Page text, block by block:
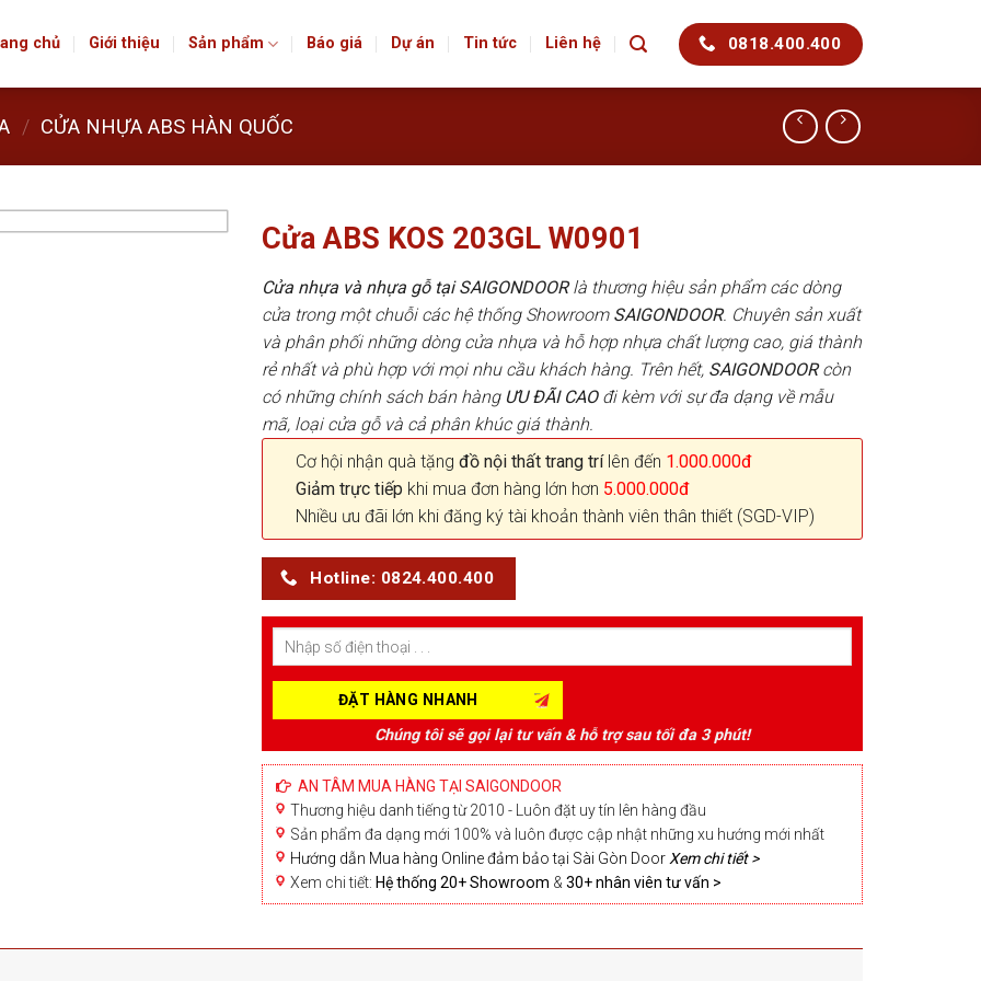
chủ Giới thiệu Sản phẩm Báo giá Dự án Tin tức Liên hệ 0818.400.400
/ CỬA NHỰA ABS HÀN QUỐC
Cửa ABS KOS 203GL W0901
Cửa nhựa và nhựa gỗ tại SAIGONDOORlà thương hiệu sản phẩm các dòng
cửa trong một chuỗi các hệ thống Showroom SAIGONDOOR. Chuyên sản xuất
và phân phối những dòng cửa nhựa và hỗ hợp nhựa chất lượng cao, giá thành
rẻ nhất và phù hợp với mọi nhu cầu khách hàng. Trên hết, SAIGONDOORcòn
có những chính sách bán hàng ƯU ĐÃI CAO đi kèm với sự đa dạng về mẫu
mã, loại cửa gỗ và cả phân khúc giá thành.
Cơ hội nhận quà tặng đồ nội thất trang trílên đến 1.000.000đ
Giảm trực tiếp khi mua đơn hàng lớn hơn 5.000.000đ
Nhiều ưu đãi lớn khi đăng ký tài khoản thành viên thân thiết (SGD-VIP)
Hotline: 0824.400.400
Chúng tôi sẽ gọi lại tư vấn & hỗ trợ sau tối đa 3 phút!
AN TÂM MUA HÀNG TẠI SAIGONDOOR
Thương hiệu danh tiếng từ 2010 - Luôn đặt uy tín lên hàng đầu
Sản phẩm đa dạng mới 100% và luôn được cập nhật những xu hướng mới nhất
Hướng dẫn Mua hàng Online đảm bảo tại Sài Gòn Door Xem chi tiết >
Xem chi tiết: Hệ thống 20+ Showroom & 30+ nhân viên tư vấn >